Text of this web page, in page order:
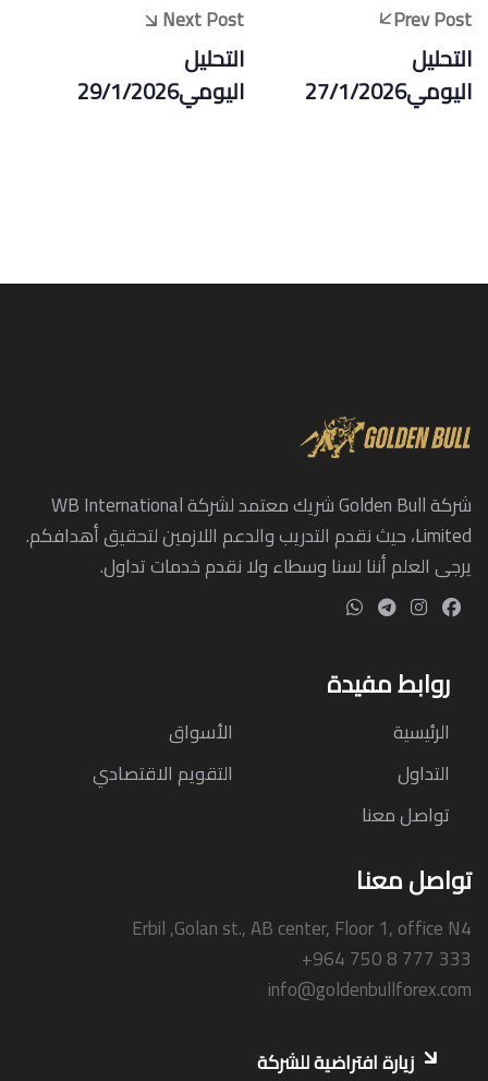
Prev Post
التحليل
اليومي27/1/2026
Next Post
التحليل
اليومي29/1/2026
شركة Golden Bull شريك معتمد لشركة WB International
Limited، حيث نقدم التدريب والدعم اللازمين لتحقيق أهدافكم.
يرجى العلم أننا لسنا وسطاء ولا نقدم خدمات تداول.
روابط مفيدة
الرئيسية
الأسواق
التداول
التقويم الاقتصادي
تواصل معنا
تواصل معنا
Erbil ,Golan st., AB center, Floor 1, office N4
+964 750 8 777 333
info@goldenbullforex.com
زيارة افتراضية للشركة